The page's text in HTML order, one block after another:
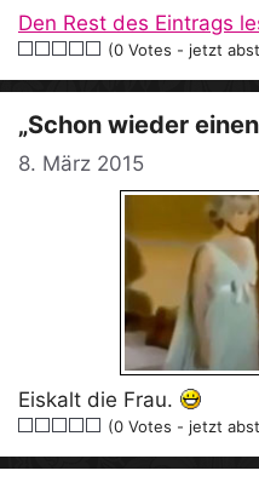
Den Rest des Eintrags
(0 Votes - jetzt
„Schon wieder
8. März 2015
Eiskalt die Frau.
(0 Votes - jetzt